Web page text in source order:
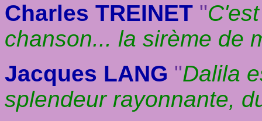
Charles TREINET "
chanson... la sirème de
Jacques LANG "Dalila
splendeur rayonnante,